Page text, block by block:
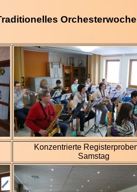
Konzentrierte
Samstag